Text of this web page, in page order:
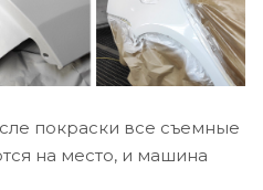
покраски все съемные
на место, и машина